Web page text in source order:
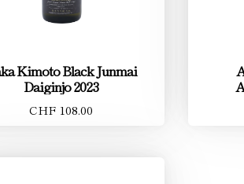
Kimoto Black Junmai
Daiginjo 2023
CHF 108.00